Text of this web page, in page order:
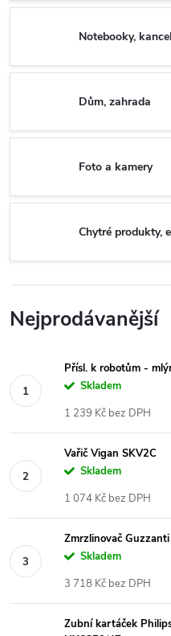
Notebooky,
Dům, zahrada
Foto a kamery
Chytré produkty,
Nejprodávanější
Přísl. k robotům -
Skladem
1 239 Kč bez DPH
Vařič Vigan SKV2C
Skladem
1 074 Kč bez DPH
Zmrzlinovač
Skladem
3 718 Kč bez DPH
Zubní kartáček